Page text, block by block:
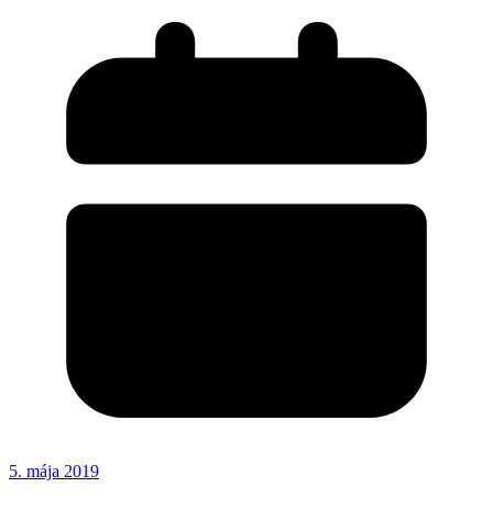
5. mája 2019